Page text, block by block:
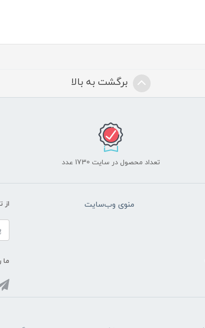
برگشت به بالا
تعداد محصول در سایت 1730 عدد
منوی وب‌سایت از
ما